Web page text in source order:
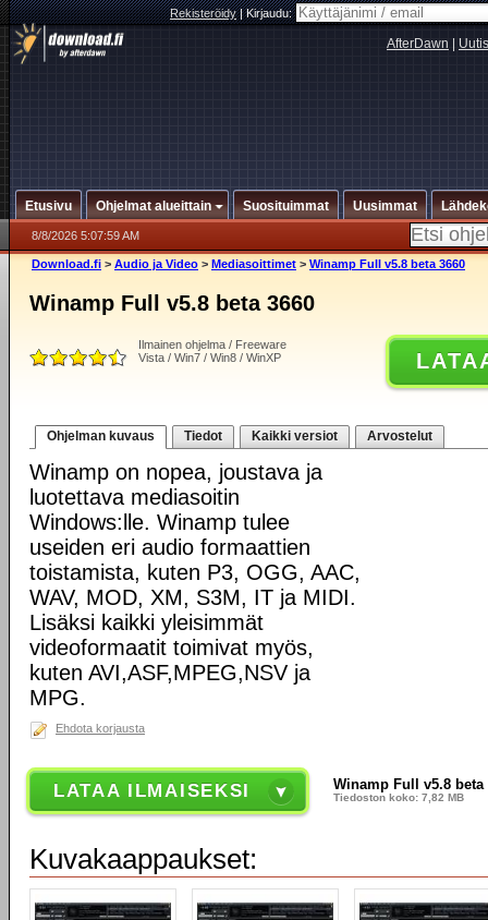
Rekisteröidy|Kirjaudu:
AfterDawn
Etusivu Ohjelmat alueittain Suosituimmat Uusimmat
8/8/2026 5:07:59 AM
Download.fi > Audio ja Video > Mediasoittimet > Winamp Full v5.8 beta 3660
Winamp Full v5.8 beta 3660
Ilmainen ohjelma / Freeware
Vista / Win7 / Win8 / WinXP
Ohjelman kuvaus Tiedot Kaikki versiot Arvostelut
Winamp on nopea, joustava ja
luotettava mediasoitin
Windows:lle. Winamp tulee
useiden eri audio formaattien
toistamista, kuten P3, OGG, AAC,
WAV, MOD, XM, S3M, IT ja MIDI.
Lisäksi kaikki yleisimmät
videoformaatit toimivat myös,
kuten AVI,ASF,MPEG,NSV ja
MPG.
Ehdota korjausta
LATAA ILMAISEKSI Winamp Full v5.8 beta
Tiedoston koko: 7,82 MB
Kuvakaappaukset: